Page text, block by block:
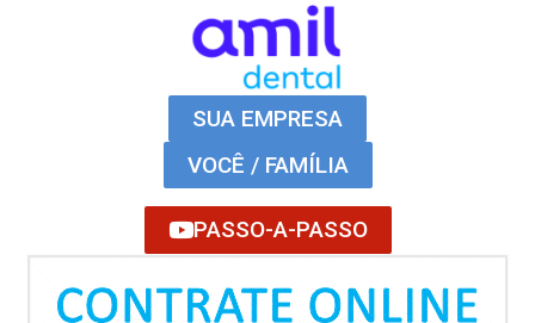
SUA EMPRESA
VOCÊ / FAMÍLIA
PASSO-A-PASSO